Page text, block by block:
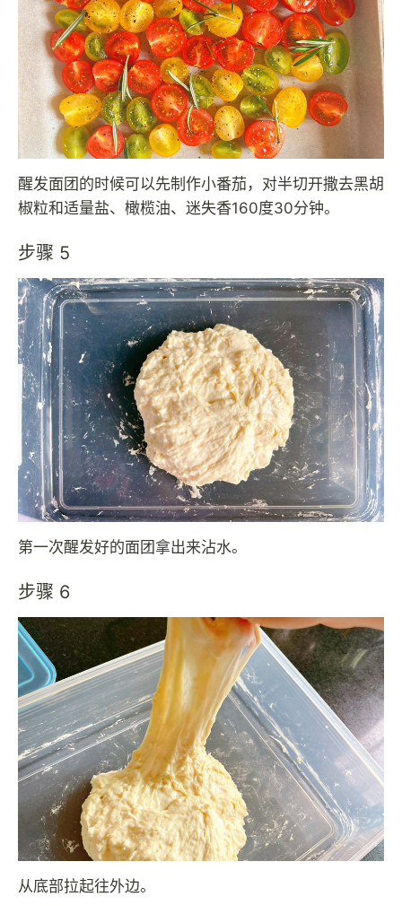
醒发面团的时候可以先制作小番茄，对半切开撒去黑胡
椒粒和适量盐、橄榄油、迷失香160度30分钟。
步骤 5
第一次醒发好的面团拿出来沾水。
步骤 6
从底部拉起往外边。